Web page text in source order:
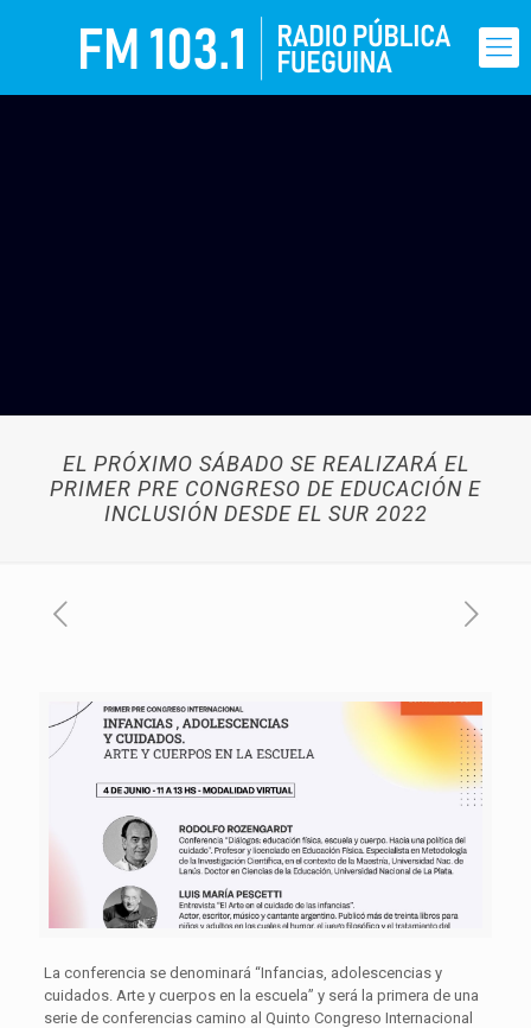
EL PRÓXIMO SÁBADO SE REALIZARÁ EL
PRIMER PRE CONGRESO DE EDUCACIÓN E
INCLUSIÓN DESDE EL SUR 2022
La conferencia se denominará “Infancias, adolescencias y
cuidados. Arte y cuerpos en la escuela” y será la primera de una
serie de conferencias camino al Quinto Congreso Internacional